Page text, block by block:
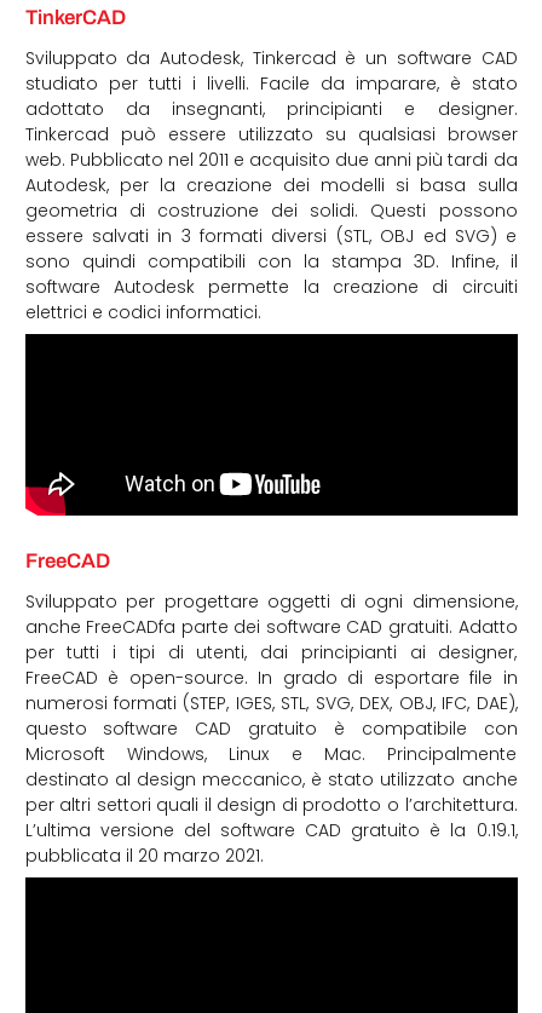
TinkerCAD
Sviluppato da Autodesk, Tinkercad è un software CAD
studiato per tutti i livelli. Facile da imparare, è stato
adottato da insegnanti, principianti e designer.
Tinkercad può essere utilizzato su qualsiasi browser
web. Pubblicato nel 2011 e acquisito due anni più tardi da
Autodesk, per la creazione dei modelli si basa sulla
geometria di costruzione dei solidi. Questi possono
essere salvati in 3 formati diversi (STL, OBJ ed SVG) e
sono quindi compatibili con la stampa 3D. Infine, il
software Autodesk permette la creazione di circuiti
elettrici e codici informatici.
FreeCAD
Sviluppato per progettare oggetti di ogni dimensione,
anche FreeCADfa parte dei software CAD gratuiti. Adatto
per tutti i tipi di utenti, dai principianti ai designer,
FreeCAD è open-source. In grado di esportare file in
numerosi formati (STEP, IGES, STL, SVG, DEX, OBJ, IFC, DAE),
questo software CAD gratuito è compatibile con
Microsoft Windows, Linux e Mac. Principalmente
destinato al design meccanico, è stato utilizzato anche
per altri settori quali il design di prodotto o l’architettura.
L’ultima versione del software CAD gratuito è la 0.19.1,
pubblicata il 20 marzo 2021.